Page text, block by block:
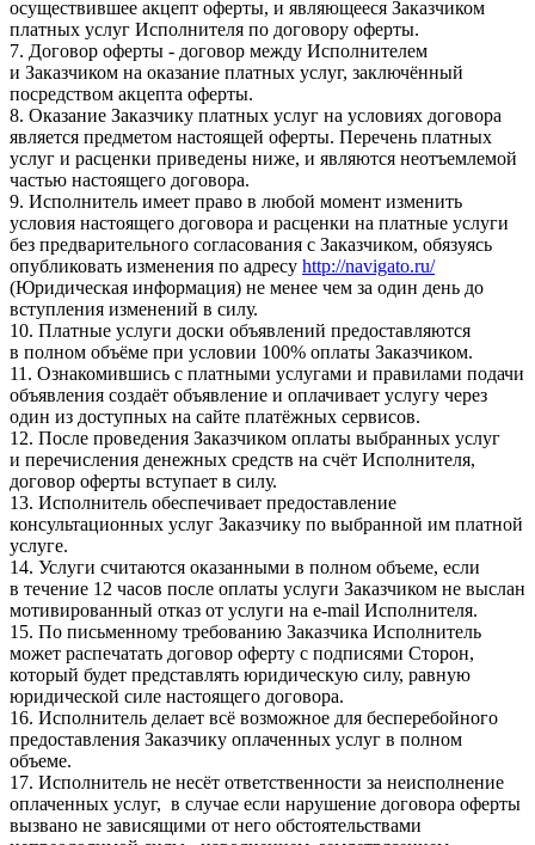
осуществившее акцепт оферты, и являющееся Заказчиком
платных услуг Исполнителя по договору оферты.
7. Договор оферты - договор между Исполнителем
и Заказчиком на оказание платных услуг, заключённый
посредством акцепта оферты.
8. Оказание Заказчику платных услуг на условиях договора
является предметом настоящей оферты. Перечень платных
услуг и расценки приведены ниже, и являются неотъемлемой
частью настоящего договора.
9. Исполнитель имеет право в любой момент изменить
условия настоящего договора и расценки на платные услуги
без предварительного согласования с Заказчиком, обязуясь
опубликовать изменения по адресу http://navigato.ru/
(Юридическая информация) не менее чем за один день до
вступления изменений в силу.
10. Платные услуги доски объявлений предоставляются
в полном объёме при условии 100% оплаты Заказчиком.
11. Ознакомившись с платными услугами и правилами подачи
объявления создаёт объявление и оплачивает услугу через
один из доступных на сайте платёжных сервисов.
12. После проведения Заказчиком оплаты выбранных услуг
и перечисления денежных средств на счёт Исполнителя,
договор оферты вступает в силу.
13. Исполнитель обеспечивает предоставление
консультационных услуг Заказчику по выбранной им платной
услуге.
14. Услуги считаются оказанными в полном объеме, если
в течение 12 часов после оплаты услуги Заказчиком не выслан
мотивированный отказ от услуги на e-mail Исполнителя.
15. По письменному требованию Заказчика Исполнитель
может распечатать договор оферту с подписями Сторон,
который будет представлять юридическую силу, равную
юридической силе настоящего договора.
16. Исполнитель делает всё возможное для бесперебойного
предоставления Заказчику оплаченных услуг в полном
объеме.
17. Исполнитель не несёт ответственности за неисполнение
оплаченных услуг, в случае если нарушение договора оферты
вызвано не зависящими от него обстоятельствами